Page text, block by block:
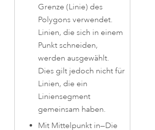
Grenze (Linie) des
Polygons verwendet.
Linien, die sich in einem
Punkt schneiden,
werden ausgewählt.
Dies gilt jedoch nicht für
Linien, die ein
Liniensegment
gemeinsam haben.
Mit Mittelpunkt in—Die